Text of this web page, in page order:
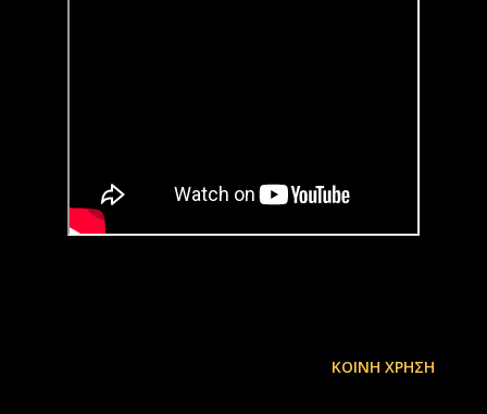
ΚΟΙΝΉ ΧΡΉΣΗ